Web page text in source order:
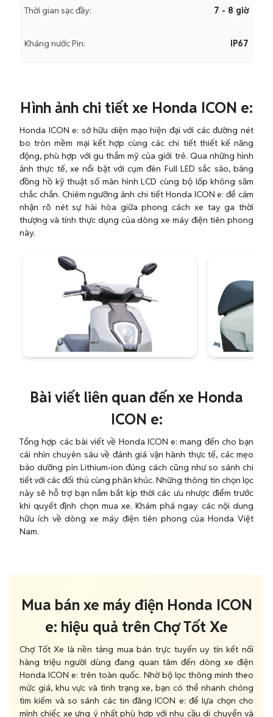
Thời gian sạc đầy: 7 - 8 giờ
Kháng nước Pin: IP67
Hình ảnh chi tiết xe Honda ICON e:
Honda ICON e: sở hữu diện mạo hiện đại với các đường nét
bo tròn mềm mại kết hợp cùng các chi tiết thiết kế năng
động, phù hợp với gu thẩm mỹ của giới trẻ. Qua những hình
ảnh thực tế, xe nổi bật với cụm đèn Full LED sắc sảo, bảng
đồng hồ kỹ thuật số màn hình LCD cùng bộ lốp không săm
chắc chắn. Chiêm ngưỡng ảnh chi tiết Honda ICON e: để cảm
nhận rõ nét sự hài hòa giữa phong cách xe tay ga thời
thượng và tính thực dụng của dòng xe máy điện tiên phong
này.
Bài viết liên quan đến xe Honda
ICON e:
Tổng hợp các bài viết về Honda ICON e: mang đến cho bạn
cái nhìn chuyên sâu về đánh giá vận hành thực tế, các mẹo
bảo dưỡng pin Lithium-ion đúng cách cũng như so sánh chi
tiết với các đối thủ cùng phân khúc. Những thông tin chọn lọc
này sẽ hỗ trợ bạn nắm bắt kịp thời các ưu nhược điểm trước
khi quyết định chọn mua xe. Khám phá ngay các nội dung
hữu ích về dòng xe máy điện tiên phong của Honda Việt
Nam.
Mua bán xe máy điện Honda ICON
e: hiệu quả trên Chợ Tốt Xe
Chợ Tốt Xe là nền tảng mua bán trực tuyến uy tín kết nối
hàng triệu người dùng đang quan tâm đến dòng xe điện
Honda ICON e: trên toàn quốc. Nhờ bộ lọc thông minh theo
mức giá, khu vực và tình trạng xe, bạn có thể nhanh chóng
tìm kiếm và so sánh các tin đăng ICON e: để lựa chọn cho
mình chiếc xe ưng ý nhất phù hợp với nhu cầu di chuyển và